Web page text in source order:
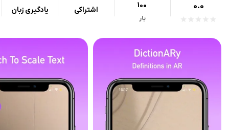
0.0
100
بار
اشتراکی یادگیری زبان